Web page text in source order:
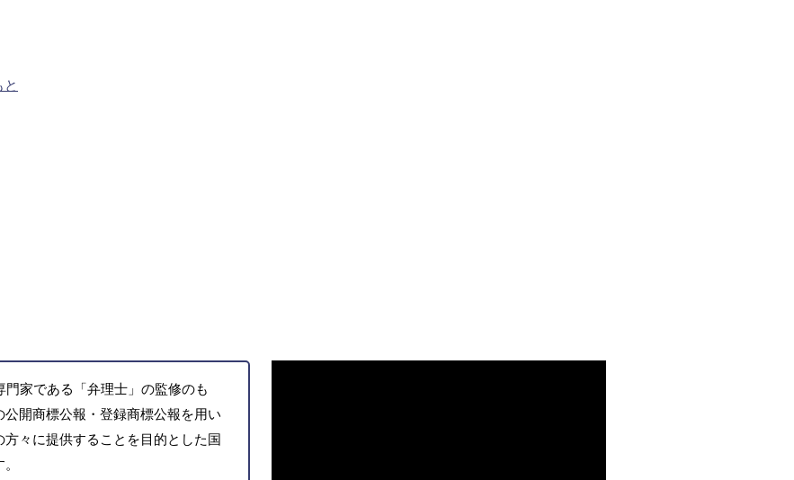
家である「弁理士」の監修のも
開商標公報・登録商標公報を用い
々に提供することを目的とした国